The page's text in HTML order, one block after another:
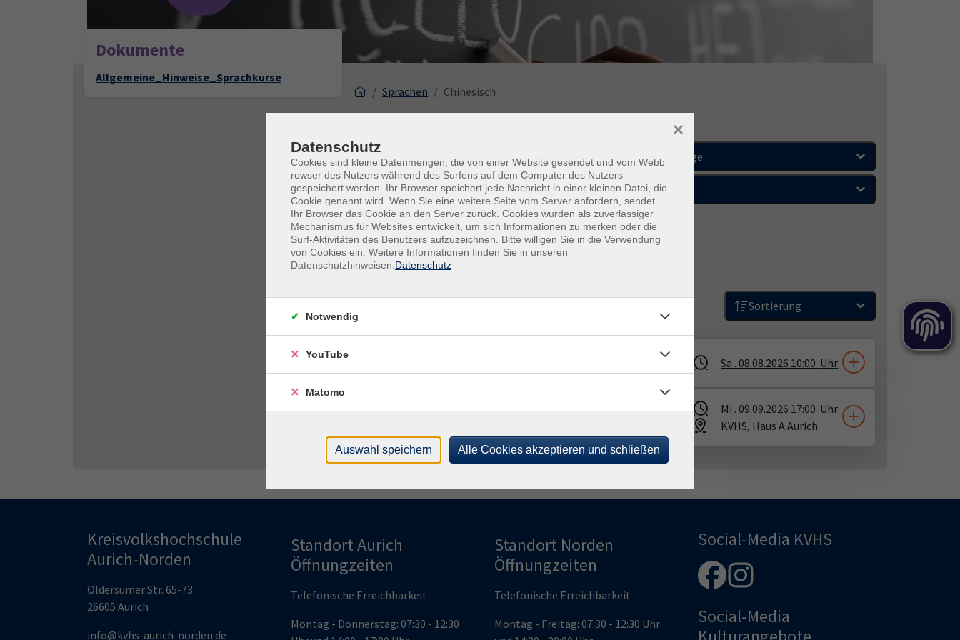
Sprachen Chinesisch
Chinesisch
Wochentage
Tageszeiten Orte
Dozierende
nur buchbare nur beginnende
Kurse (2)Loading... Sortierung
Sa . 08.08.2026 10:00 Uhr
Chinesisch A1 Mi . 09.09.2026 17:00 Uhr
KVHS, Haus AAurich
Dokumente
Allgemeine_Hinweise_Sprachkurse
Kreisvolkshochschule
Aurich-Norden
Oldersumer Str. 65-73
26605 Aurich
info@kvhs-aurich-norden.de
Standort Aurich
Öffnungzeiten
Telefonische Erreichbarkeit
Montag - Donnerstag: 07:30 - 12:30
Standort Norden
Öffnungzeiten
Telefonische Erreichbarkeit
Montag - Freitag: 07:30 - 12:30 Uhr
Social-Media KVHS
Social-Media
Datenschutz
Cookies sind kleine Datenmengen, die von einer Website gesendet und vom Webb
rowser des Nutzers während des Surfens auf dem Computer des Nutzers
gespeichert werden. Ihr Browser speichert jede Nachricht in einer kleinen Datei, die
Cookie genannt wird. Wenn Sie eine weitere Seite vom Server anfordern, sendet
Ihr Browser das Cookie an den Server zurück. Cookies wurden als zuverlässiger
Mechanismus für Websites entwickelt, um sich Informationen zu merken oder die
Surf-Aktivitäten des Benutzers aufzuzeichnen. Bitte willigen Sie in die Verwendung
von Cookies ein. Weitere Informationen finden Sie in unseren
Datenschutzhinweisen. Datenschutz
×
Notwendig
YouTube
Matomo
Auswahl speichern Alle Cookies akzeptieren und schließen